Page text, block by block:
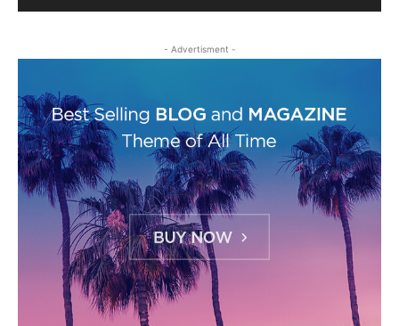
- Advertisment -